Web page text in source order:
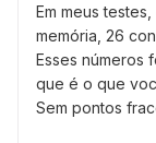
Em meus
memória, 26
Esses números
que é o que
Sem pontos